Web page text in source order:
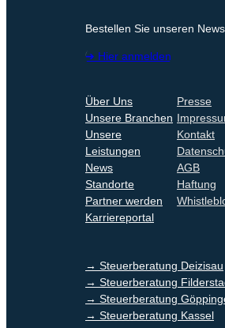
Bestellen Sie unseren
➔ Hier anmelden
Über Uns
Unsere Branchen
Unsere
Leistungen
News
Standorte
Partner werden
Karriereportal
Presse
Kontakt
AGB
Haftung
→ Steuerberatung Deizisau
→ Steuerberatung
→ Steuerberatung
→ Steuerberatung Kassel